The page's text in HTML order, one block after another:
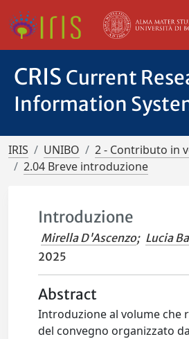
CRIS Current
Information
IRIS UNIBO
2 - Contributo in
2.04 Breve introduzione
Introduzione
Mirella D'Ascenzo; Lucia
2025
Abstract
Introduzione al volume che
del convegno organizzato